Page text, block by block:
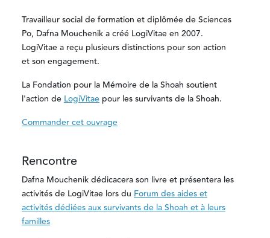
Travailleur social de formation et diplômée de Sciences
Po, Dafna Mouchenik a créé LogiVitae en 2007.
LogiVitae a reçu plusieurs distinctions pour son action
et son engagement.
La Fondation pour la Mémoire de la Shoah soutient
l'action deLogiVitae pour les survivants de la Shoah.
Commander cet ouvrage
Rencontre
Dafna Mouchenik dédicacera son livre et présentera les
activités de LogiVitae lors du Forum des aides et
activités dédiées aux survivants de la Shoah et à leurs
familles